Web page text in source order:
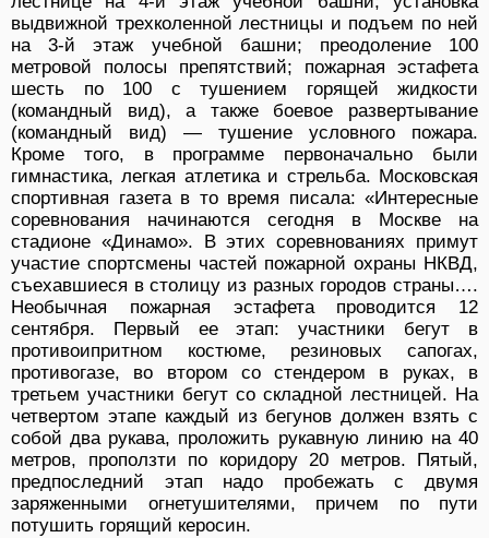
выдвижной трехколенной лестницы и подъем по ней
на 3-й этаж учебной башни; преодоление 100
метровой полосы препятствий; пожарная эстафета
шесть по 100 с тушением горящей жидкости
(командный вид), а также боевое развертывание
(командный вид) — тушение условного пожара.
Кроме того, в программе первоначально были
гимнастика, легкая атлетика и стрельба. Московская
спортивная газета в то время писала: «Интересные
соревнования начинаются сегодня в Москве на
стадионе «Динамо». В этих соревнованиях примут
участие спортсмены частей пожарной охраны НКВД,
съехавшиеся в столицу из разных городов страны….
Необычная пожарная эстафета проводится 12
сентября. Первый ее этап: участники бегут в
противоипритном костюме, резиновых сапогах,
противогазе, во втором со стендером в руках, в
третьем участники бегут со складной лестницей. На
четвертом этапе каждый из бегунов должен взять с
собой два рукава, проложить рукавную линию на 40
метров, проползти по коридору 20 метров. Пятый,
предпоследний этап надо пробежать с двумя
заряженными огнетушителями, причем по пути
потушить горящий керосин.